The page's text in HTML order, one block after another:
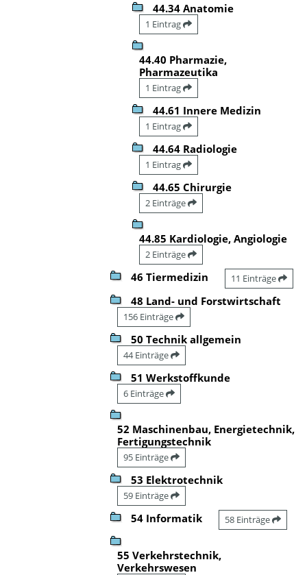
44.34 Anatomie
1 Eintrag
44.40 Pharmazie,
Pharmazeutika
1 Eintrag
44.61 Innere Medizin
1 Eintrag
44.64 Radiologie
1 Eintrag
44.65 Chirurgie
2 Einträge
44.85 Kardiologie, Angiologie
2 Einträge
46 Tiermedizin 11 Einträge
48 Land- und Forstwirtschaft
156 Einträge
50 Technik allgemein
44 Einträge
51 Werkstoffkunde
6 Einträge
52 Maschinenbau, Energietechnik,
Fertigungstechnik
95 Einträge
53 Elektrotechnik
59 Einträge
54 Informatik 58 Einträge
55 Verkehrstechnik,
Verkehrswesen